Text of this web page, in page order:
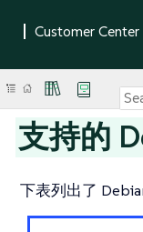
支持的
下表列出了